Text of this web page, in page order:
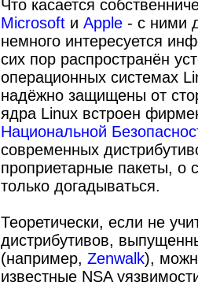
Что касается
Microsoft и Apple - с ними
немного интересуется
сих пор распространён
операционных системах
надёжно защищены от
ядра Linux встроен
Национальной
современных
проприетарные пакеты, о
только догадываться.
Теоретически, если не
дистрибутивов,
(например, Zenwalk),
известные NSA